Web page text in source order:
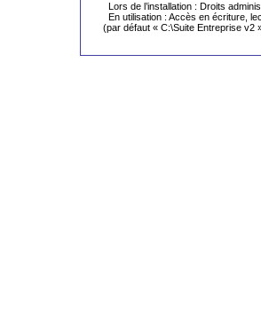
Lors de l’installation : Droits
En utilisation : Accès en écriture,
(par défaut « C:\Suite Entreprise v2